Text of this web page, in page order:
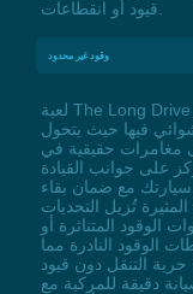
وقود غير محدود
لعبة The Long Drive تقدم ميزة الوقود غير المحدود التي تُغير
فيها حيث يتحول
مغامرات حقيقية في
على جوانب القيادة
سيارتك مع ضمان بقاء
تُزيل التحديات
الوقود المتناثرة أو
الوقود النادرة مما
التنقل دون قيود
دقيقة للمركبة مع